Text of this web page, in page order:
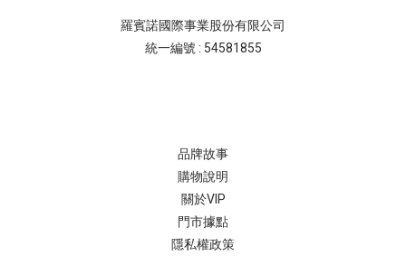
羅賓諾國際事業股份有限公司
統一編號 : 54581855
品牌故事
購物說明
關於VIP
門市據點
隱私權政策